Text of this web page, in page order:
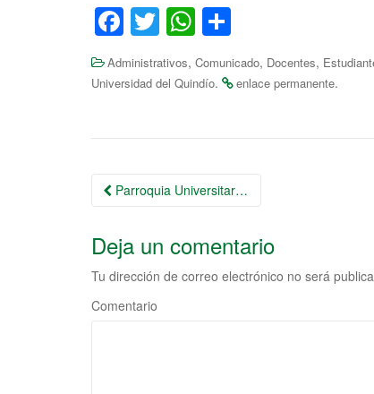
F
a
c
o
T
wi
tt
W
h
at
p
h
ar
Administrativos, Comunicado, Docentes,
Universidad del Quindío. enlace permanente.
Ir
la
entrada
Parroquia Universitaria: inscripciones para la Confirmación
Deja un comentario
Tu dirección de correo electrónico no será
Comentario